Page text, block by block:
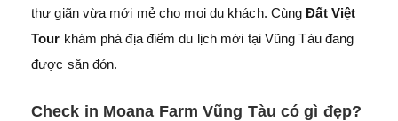
thư giãn vừa mới mẻ cho mọi du khách. Cùng Đất Việt
Tour khám phá địa điểm du lịch mới tại Vũng Tàu đang
được săn đón.
Check in Moana Farm Vũng Tàu có gì đẹp?